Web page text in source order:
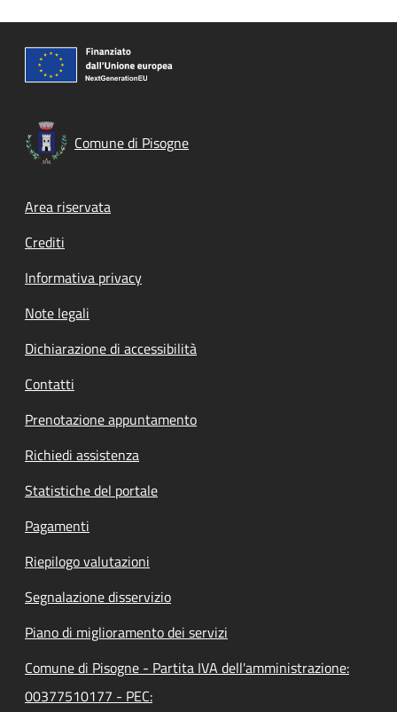
Comune di Pisogne
Footer menu
Area riservata
Crediti
Informativa privacy
Note legali
Dichiarazione di accessibilità
Contatti
Prenotazione appuntamento
Richiedi assistenza
Statistiche del portale
Pagamenti
Riepilogo valutazioni
Segnalazione disservizio
Piano di miglioramento dei servizi
Comune di Pisogne - Partita IVA dell'amministrazione:
00377510177 - PEC: